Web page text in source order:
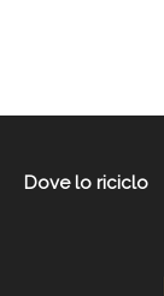
Dove lo riciclo